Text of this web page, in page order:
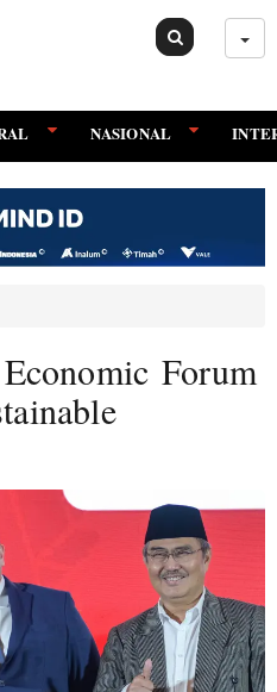
NASIONAL
Forum